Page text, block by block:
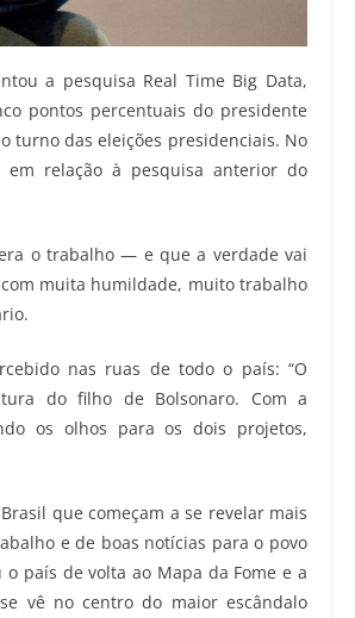
a pesquisa Real Time Big Data,
pontos percentuais do presidente
turno das eleições presidenciais. No
relação à pesquisa anterior do
o trabalho — e que a verdade vai
muita humildade, muito trabalho
nas ruas de todo o país: “O
do filho de Bolsonaro. Com a
os olhos para os dois projetos,
que começam a se revelar mais
e de boas notícias para o povo
país de volta ao Mapa da Fome e a
vê no centro do maior escândalo